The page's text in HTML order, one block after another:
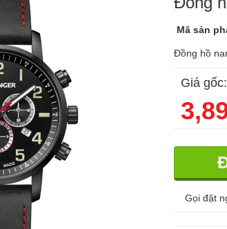
Mã sản
Đồng hồ
Giá gốc:
Gọi đặt